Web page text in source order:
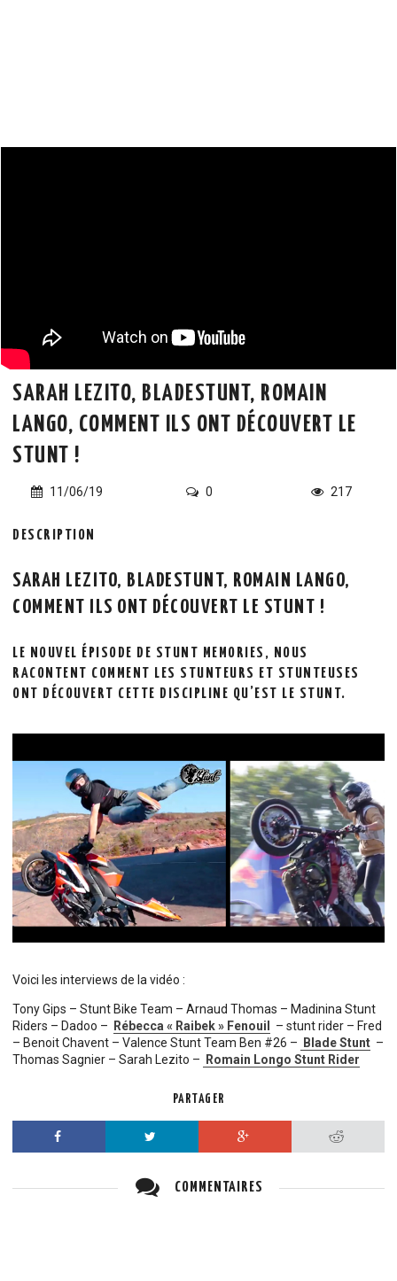
SARAH LEZITO, BLADESTUNT, ROMAIN
LANGO, COMMENT ILS ONT DÉCOUVERT LE
STUNT !
11/06/19 0 217
DESCRIPTION
SARAH LEZITO, BLADESTUNT, ROMAIN LANGO,
COMMENT ILS ONT DÉCOUVERT LE STUNT !
LE NOUVEL ÉPISODE DE STUNT MEMORIES, NOUS
RACONTENT COMMENT LES STUNTEURS ET STUNTEUSES
ONT DÉCOUVERT CETTE DISCIPLINE QU’EST LE STUNT.
Voici les interviews de la vidéo :
Tony Gips – Stunt Bike Team – Arnaud Thomas – Madinina Stunt
Riders – Dadoo –
Rébecca « Raibek » Fenouil
– stunt rider – Fred
– Benoit Chavent – Valence Stunt Team Ben #26 –
Blade Stunt –
Thomas Sagnier – Sarah Lezito –
Romain Longo Stunt Rider
PARTAGER
Twitter
COMMENTAIRES